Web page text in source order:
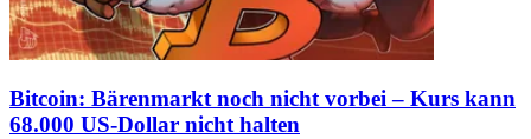
Bitcoin: Bärenmarkt noch nicht vorbei – Kurs kann
68.000 US-Dollar nicht halten